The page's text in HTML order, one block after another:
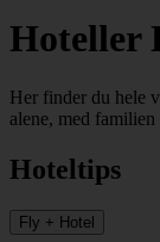
Hoteller
Her finder du hele
alene, med
Hoteltips
Fly + Hotel